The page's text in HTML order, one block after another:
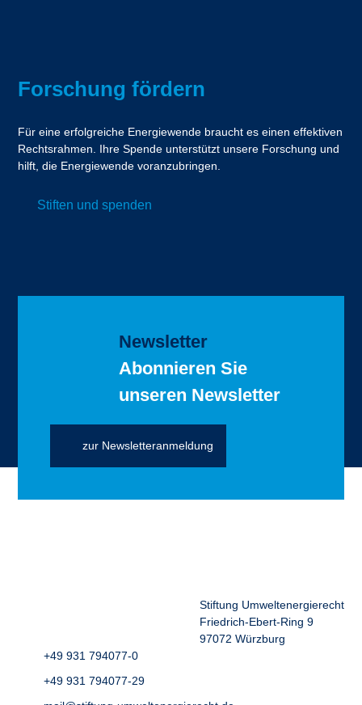
Forschung fördern
Für eine erfolgreiche Energiewende braucht es einen effektiven
Rechtsrahmen. Ihre Spende unterstützt unsere Forschung und
hilft, die Energiewende voranzubringen.
Stiften und spenden
Newsletter
Abonnieren Sie
unseren Newsletter
zur Newsletteranmeldung
Stiftung Umweltenergierecht
Friedrich-Ebert-Ring 9
97072 Würzburg
+49 931 794077-0
+49 931 794077-29